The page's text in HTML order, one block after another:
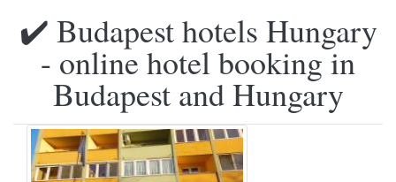
✔️ Budapest hotels Hungary
- online hotel booking in
Budapest and Hungary